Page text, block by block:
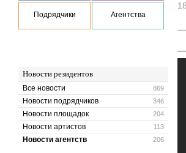
Подрядчики Агентства
Новости резидентов
869
Все новости
346
Новости подрядчиков
204
Новости площадок
113
Новости артистов
206
Новости агентств